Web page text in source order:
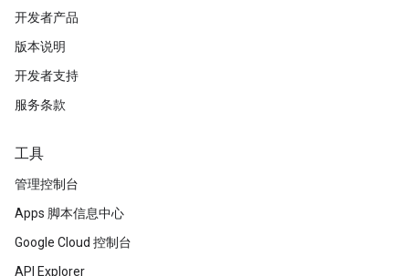
开发者产品
版本说明
开发者支持
服务条款
工具
管理控制台
Apps 脚本信息中心
Google Cloud 控制台
API Explorer